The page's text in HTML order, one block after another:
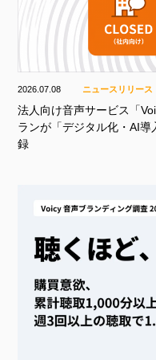
2026.07.08 ニュースリリース
法人向け音声サービス「
ランが「デジタル化・AI
録